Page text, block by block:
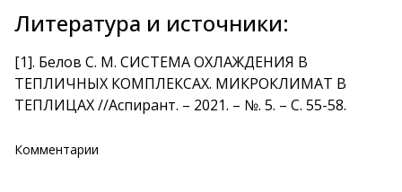
Литература и источники:
[1]. Белов С. М. СИСТЕМА ОХЛАЖДЕНИЯ В
ТЕПЛИЧНЫХ КОМПЛЕКСАХ. МИКРОКЛИМАТ В
ТЕПЛИЦАХ //Аспирант. – 2021. – №. 5. – С. 55-58.
Комментарии